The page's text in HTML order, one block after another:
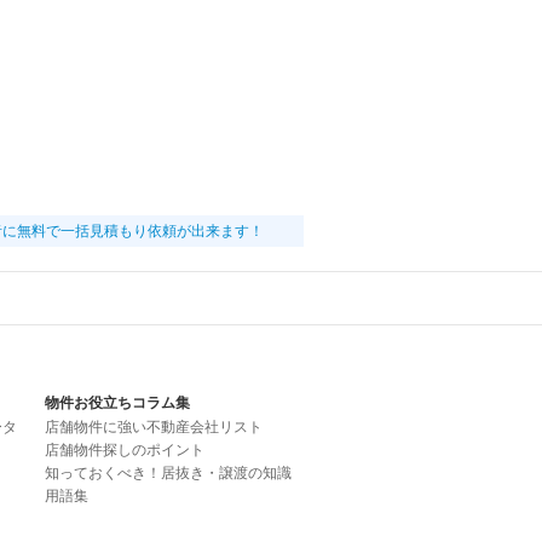
無料で一括見積もり依頼が出来ます！
物件お役立ちコラム集
店舗物件に強い不動産会社リスト
店舗物件探しのポイント
知っておくべき！居抜き・譲渡の知識
用語集